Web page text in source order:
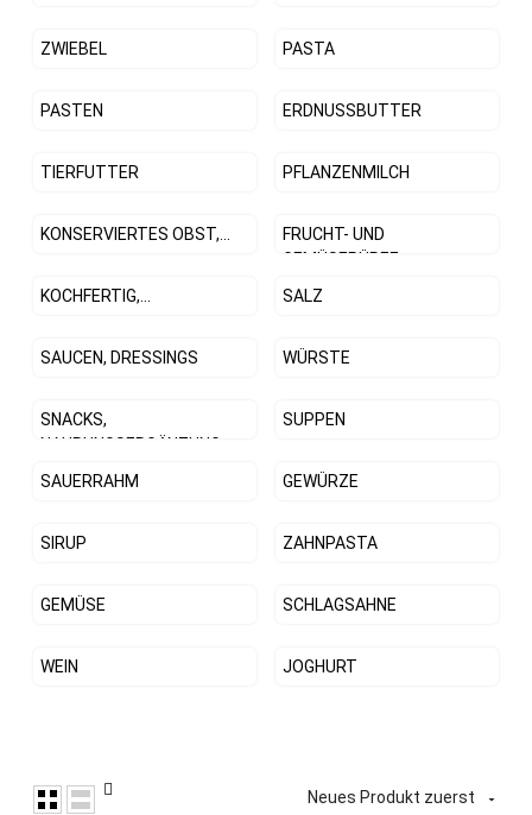
ZWIEBEL PASTA
PASTEN ERDNUSSBUTTER
TIERFUTTER PFLANZENMILCH
KONSERVIERTES OBST,...
FRUCHT- UND
GEMÜSEPÜREE
KOCHFERTIG,...
SALZ
SAUCEN, DRESSINGS WÜRSTE
SNACKS,
NAHRUNGSERGÄNZUNG
SUPPEN
SAUERRAHM GEWÜRZE
SIRUP ZAHNPASTA
GEMÜSE SCHLAGSAHNE
WEIN JOGHURT
Neues Produkt zuerst 